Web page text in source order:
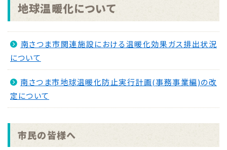
地球温暖化について
南さつま市関連施設における温暖化効果ガス排出状況
について
南さつま市地球温暖化防止実行計画(事務事業編)の改
定について
市民の皆様へ